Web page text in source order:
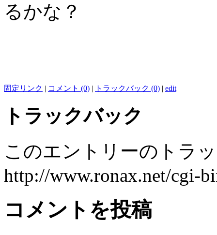
るかな？
固定リンク | コメント (0) | トラックバック (0) | edit
トラックバック
このエントリーのトラ
http://www.ronax.net/cgi-
コメントを投稿